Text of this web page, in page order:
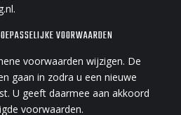
VOORWAARDEN
voorwaarden wijzigen. De
gaan in zodra u een nieuwe
U geeft daarmee aan akkoord
voorwaarden.